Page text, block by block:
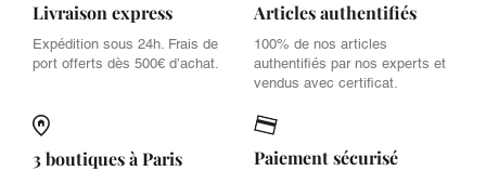
Livraison express
Expédition sous 24h. Frais de
port offerts dès 500€ d’achat.
Articles authentifiés
100% de nos articles
authentifiés par nos experts et
vendus avec certificat.
3 boutiques à Paris Paiement sécurisé